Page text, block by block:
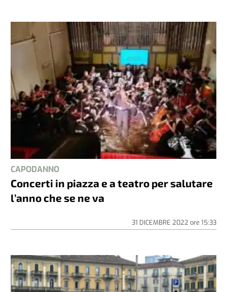
CAPODANNO
Concerti in piazza e a teatro per salutare
l’anno che se ne va
31 DICEMBRE 2022 ore 15:33